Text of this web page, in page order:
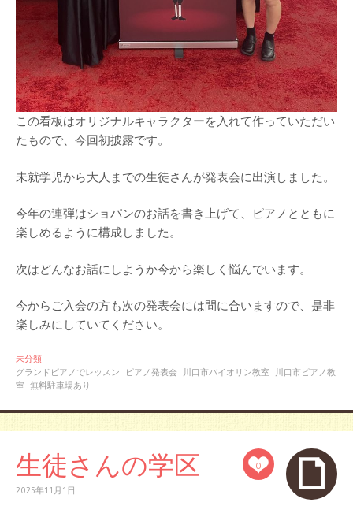
この看板はオリジナルキャラクターを入れて作っていただい
たもので、今回初披露です。
未就学児から大人までの生徒さんが発表会に出演しました。
今年の連弾はショパンのお話を書き上げて、ピアノとともに
楽しめるように構成しました。
次はどんなお話にしようか今から楽しく悩んでいます。
今からご入会の方も次の発表会には間に合いますので、是非
楽しみにしていてください。
未分類
グランドピアノでレッスン
ピアノ発表会 川口市バイオリン教室
川口市ピアノ教
室 無料駐車場あり
0
生徒さんの学区
2025年11月1日